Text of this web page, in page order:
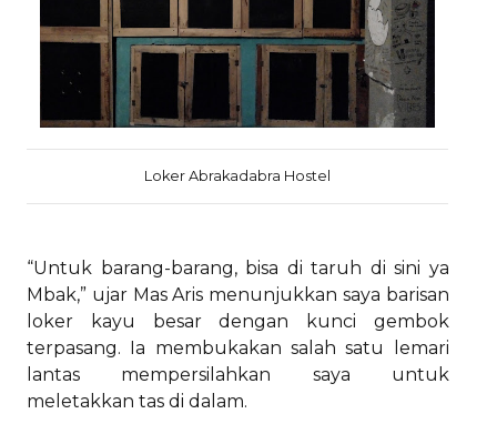
Loker Abrakadabra Hostel
“Untuk barang-barang, bisa di taruh di sini ya
Mbak,” ujar Mas Aris menunjukkan saya barisan
loker kayu besar dengan kunci gembok
terpasang. Ia membukakan salah satu lemari
lantas mempersilahkan saya untuk
meletakkan tas di dalam.